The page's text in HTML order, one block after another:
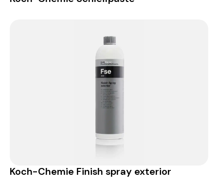
Koch-Chemie Finish spray exterior